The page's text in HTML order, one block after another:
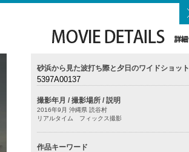
砂浜から見た波打ち際と夕日のワイドショット
5397A00137
撮影年月 / 撮影場所 / 説明
2016年9月 沖縄県 読谷村
リアルタイム フィックス撮影
作品キーワード